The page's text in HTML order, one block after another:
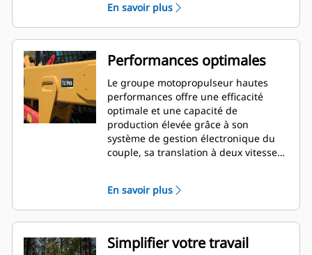
sur le marché, la série D3 accueille
également, de série, un siège avec
commandes réglables par
manipulateur pour le confort de son
conducteur.
En savoir plus
Performances optimales
Le groupe motopropulseur hautes
performances offre une efficacité
optimale et une capacité de
production élevée grâce à son
système de gestion électronique du
couple, sa translation à deux vitesses
pouvant servir de pédale de
décélération.
En savoir plus
Simplifier votre travail